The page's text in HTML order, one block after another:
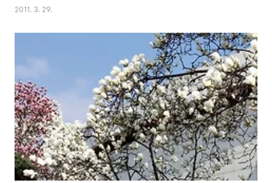
라 먼지가 많이 나기에, 이쪽으로 가는건 권장하질 않는다. (먼지로 가득..뿌옇
로 이동가능하다 이젠 이곳 왕따나무가 있는 곳에는 또 새싹이 파릇파릇 돋아
나고 있다. 사람들도 이쪽 몽촌토성 산책길로 마실 나온듯^^ 연인 한쌍은 자전
거를 타고 즐겁게 고고씽~ 여유로워보이는 주말 올림픽공원의 풍경이었다. 얼
른 저 잔디의 색이 녹색으로 쏴아아악 바뀌었으면..
2011. 3. 29.